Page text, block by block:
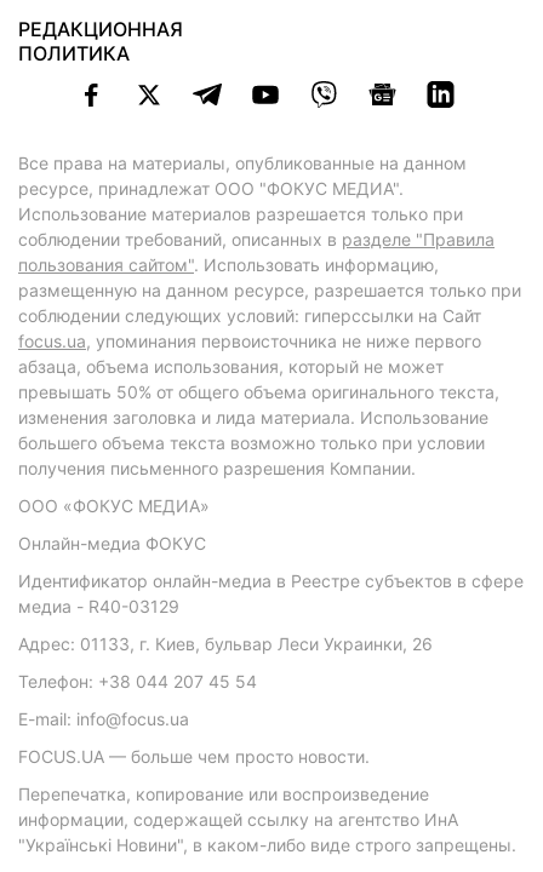
РЕДАКЦИОННАЯ
ПОЛИТИКА
Все права на материалы, опубликованные на данном
ресурсе, принадлежат ООО "ФОКУС МЕДИА".
Использование материалов разрешается только при
соблюдении требований, описанных в разделе "Правила
пользования сайтом". Использовать информацию,
размещенную на данном ресурсе, разрешается только при
соблюдении следующих условий: гиперссылки на Сайт
focus.ua, упоминания первоисточника не ниже первого
абзаца, объема использования, который не может
превышать 50% от общего объема оригинального текста,
изменения заголовка и лида материала. Использование
большего объема текста возможно только при условии
получения письменного разрешения Компании.
ООО «ФОКУС МЕДИА»
Онлайн-медиа ФОКУС
Идентификатор онлайн-медиа в Реестре субъектов в сфере
медиа - R40-03129
Адрес: 01133, г. Киев, бульвар Леси Украинки, 26
Телефон: +38 044 207 45 54
E-mail: info@focus.ua
FOCUS.UA — больше чем просто новости.
Перепечатка, копирование или воспроизведение
информации, содержащей ссылку на агентство ИнА
"Українські Новини", в каком-либо виде строго запрещены.